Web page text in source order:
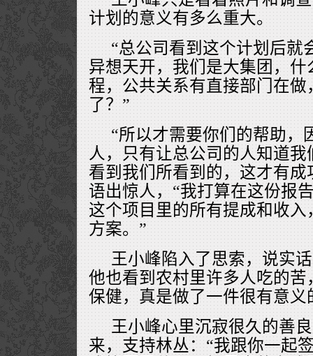
计划的意义有多么重大。
“总公司看到这个计划后就
异想天开，我们是大集团，
程，公共关系有直接部门在
了？”
“所以才需要你们的帮助，
人，只有让总公司的人知道
看到我们所看到的，这才有成
语出惊人，“我打算在这份报
这个项目里的所有提成和收
方案。”
王小峰陷入了思索，说实
他也看到农村里许多人吃的
保健，真是做了一件很有意义
王小峰心里沉寂很久的善
来，支持林丛：“我跟你一起